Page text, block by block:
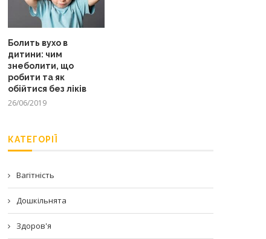
Болить вухо в
дитини: чим
знеболити, що
робити та як
обійтися без ліків
26/06/2019
КАТЕГОРІЇ
Вагітність
Дошкільнята
Здоров'я